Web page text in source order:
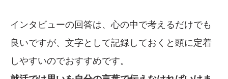
インタビューの回答は、心の中で考えるだけでも
良いですが、文字として記録しておくと頭に定着
しやすいのでおすすめです。